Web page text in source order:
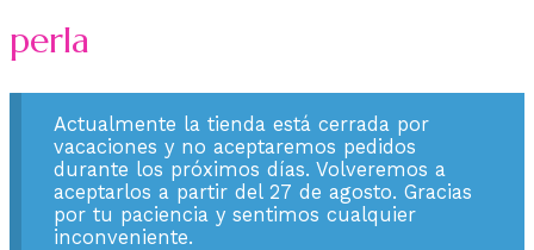
perla
Actualmente la tienda está cerrada por
vacaciones y no aceptaremos pedidos
durante los próximos días. Volveremos a
aceptarlos a partir del 27 de agosto. Gracias
por tu paciencia y sentimos cualquier
inconveniente.